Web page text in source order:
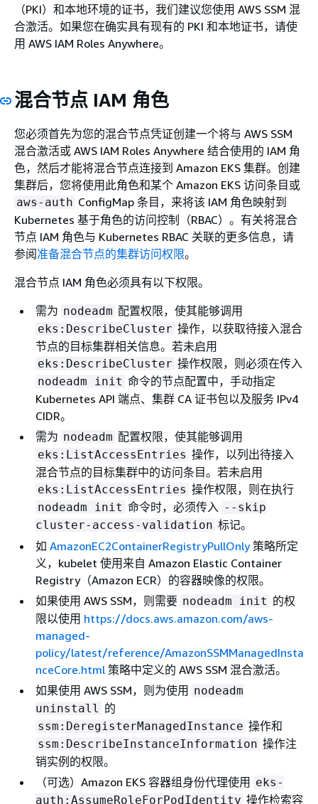
（PKI）和本地环境的证书，我们建议您使用 AWS SSM 混
合激活。如果您在确实具有现有的 PKI 和本地证书，请使
用 AWS IAM Roles Anywhere。
混合节点 IAM 角色
您必须首先为您的混合节点凭证创建一个将与 AWS SSM
混合激活或 AWS IAM Roles Anywhere 结合使用的 IAM 角
色，然后才能将混合节点连接到 Amazon EKS 集群。创建
集群后，您将使用此角色和某个 Amazon EKS 访问条目或
aws-auth ConfigMap 条目，来将该 IAM 角色映射到
Kubernetes 基于角色的访问控制（RBAC）。有关将混合
节点 IAM 角色与 Kubernetes RBAC 关联的更多信息，请
参阅准备混合节点的集群访问权限。
混合节点 IAM 角色必须具有以下权限。
需为 nodeadm 配置权限，使其能够调用
eks:DescribeCluster 操作，以获取待接入混合
节点的目标集群相关信息。若未启用
eks:DescribeCluster 操作权限，则必须在传入
nodeadm init 命令的节点配置中，手动指定
Kubernetes API 端点、集群 CA 证书包以及服务 IPv4
CIDR。
需为 nodeadm 配置权限，使其能够调用
eks:ListAccessEntries 操作，以列出待接入
混合节点的目标集群中的访问条目。若未启用
eks:ListAccessEntries 操作权限，则在执行
nodeadm init 命令时，必须传入 --skip
cluster-access-validation 标记。
如 AmazonEC2ContainerRegistryPullOnly策略所定
义，kubelet 使用来自 Amazon Elastic Container
Registry（Amazon ECR）的容器映像的权限。
如果使用 AWS SSM，则需要 nodeadm init 的权
限以使用 https://docs.aws.amazon.com/aws-
managed-
policy/latest/reference/AmazonSSMManagedInsta
nceCore.html 策略中定义的 AWS SSM 混合激活。
如果使用 AWS SSM，则为使用 nodeadm
uninstall
的
ssm:DeregisterManagedInstance 操作和
ssm:DescribeInstanceInformation 操作注
销实例的权限。
（可选）Amazon EKS 容器组身份代理使用 eks-
auth:AssumeRoleForPodIdentity 操作检索容